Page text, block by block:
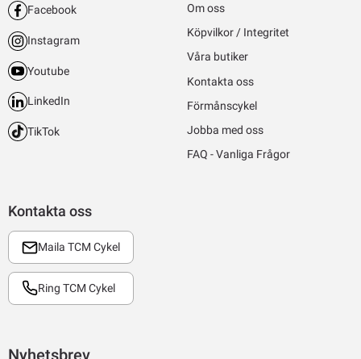
Kontakta oss
Maila TCM Cykel
Ring TCM Cykel
Facebook
Instagram
Youtube
LinkedIn
TikTok
Om oss
Köpvilkor / Integritet
Våra butiker
Kontakta oss
Förmånscykel
Jobba med oss
FAQ - Vanliga Frågor
Nyhetsbrev